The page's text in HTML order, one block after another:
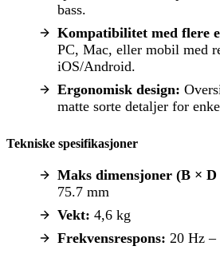
bass.
Kompatibilitet med flere
PC, Mac, eller mobil med
iOS/Android.
Ergonomisk design:
matte sorte detaljer for
Tekniske spesifikasjoner
Maks dimensjoner (B ×
75.7 mm
Vekt: 4,6 kg
Frekvensrespons: 20 Hz